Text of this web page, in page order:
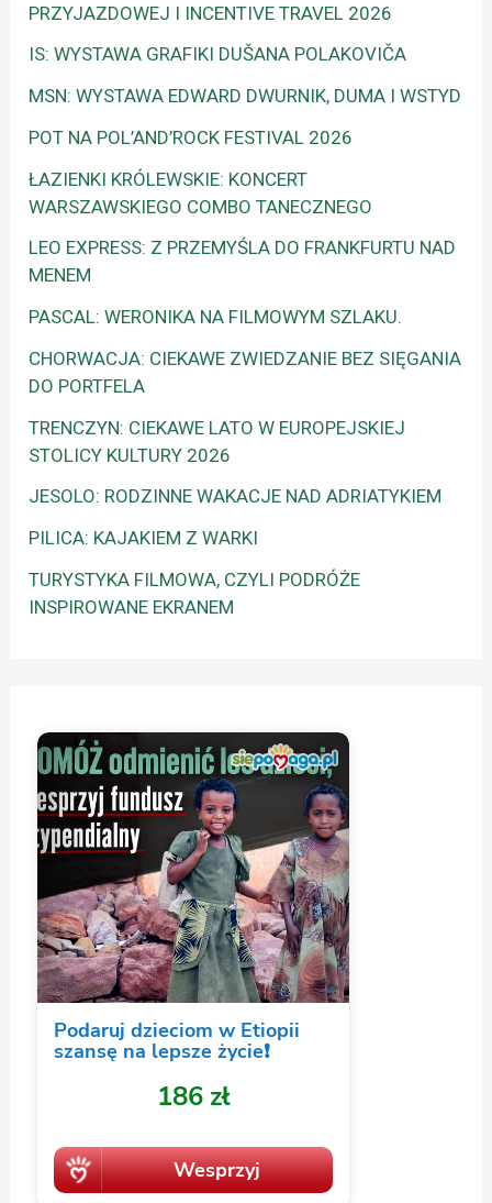
PRZYJAZDOWEJ I INCENTIVE TRAVEL 2026
IS: WYSTAWA GRAFIKI DUŠANA POLAKOVIČA
MSN: WYSTAWA EDWARD DWURNIK, DUMA I WSTYD
POT NA POL’AND’ROCK FESTIVAL 2026
ŁAZIENKI KRÓLEWSKIE: KONCERT
WARSZAWSKIEGO COMBO TANECZNEGO
LEO EXPRESS: Z PRZEMYŚLA DO FRANKFURTU NAD
MENEM
PASCAL: WERONIKA NA FILMOWYM SZLAKU.
CHORWACJA: CIEKAWE ZWIEDZANIE BEZ SIĘGANIA
DO PORTFELA
TRENCZYN: CIEKAWE LATO W EUROPEJSKIEJ
STOLICY KULTURY 2026
JESOLO: RODZINNE WAKACJE NAD ADRIATYKIEM
PILICA: KAJAKIEM Z WARKI
TURYSTYKA FILMOWA, CZYLI PODRÓŻE
INSPIROWANE EKRANEM